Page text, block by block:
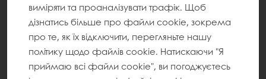
виміряти та проаналізувати трафік. Щоб
дізнатись більше про файли cookie, зокрема
про те, як їх відключити, перегляньте нашу
політику щодо файлів cookie. Натискаючи "Я
приймаю всі файли cookie", ви погоджуєтесь